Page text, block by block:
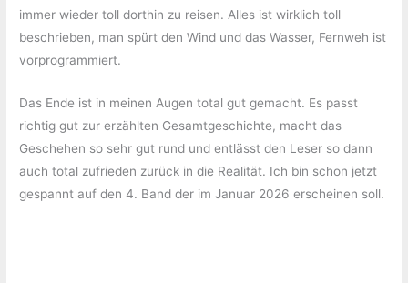
immer wieder toll dorthin zu reisen. Alles ist wirklich toll
beschrieben, man spürt den Wind und das Wasser, Fernweh ist
vorprogrammiert.
Das Ende ist in meinen Augen total gut gemacht. Es passt
richtig gut zur erzählten Gesamtgeschichte, macht das
Geschehen so sehr gut rund und entlässt den Leser so dann
auch total zufrieden zurück in die Realität. Ich bin schon jetzt
gespannt auf den 4. Band der im Januar 2026 erscheinen soll.